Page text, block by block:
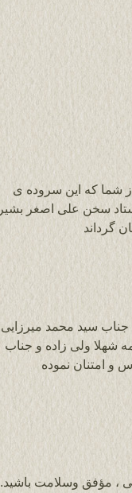
شما که این سروده ی
سخن علی اصغر بشیر
گرداند
جناب سید محمد میرزایی
شهلا ولی زاده و جناب
و امتنان نموده
، مؤفق وسلامت باشید.